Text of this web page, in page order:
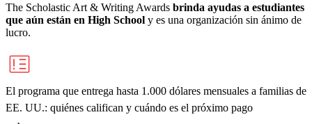
The Scholastic Art & Writing Awards brinda ayudas a estudiantes
que aún están en High School y es una organización sin ánimo de
lucro.
El programa que entrega hasta 1.000 dólares mensuales a familias de
EE. UU.: quiénes califican y cuándo es el próximo pago